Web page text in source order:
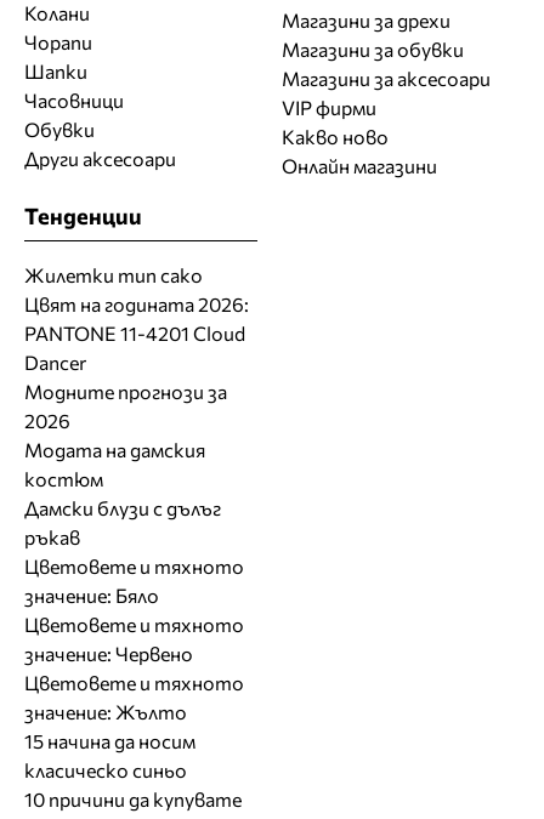
Колани
Чорапи
Шапки
Часовници
Обувки
Други аксесоари
Магазини за дрехи
Магазини за обувки
Магазини за aксесоари
VIP фирми
Какво ново
Онлайн магазини
Тенденции
Жилетки тип сако
Цвят на годината 2026:
PANTONE 11-4201 Cloud
Dancer
Модните прогнози за
2026
Модата на дамския
костюм
Дамски блузи с дълъг
ръкав
Цветовете и тяхното
значение: Бяло
Цветовете и тяхното
значение: Червено
Цветовете и тяхното
значение: Жълто
15 начина да носим
класическо синьо
10 причини да купувате